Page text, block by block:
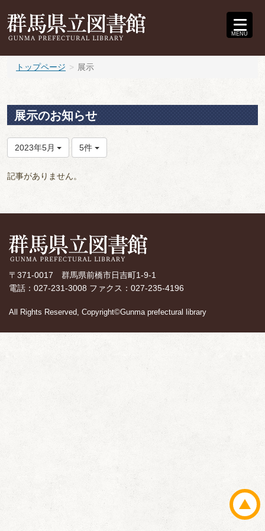
MENU
トップページ 展示
展示のお知らせ
2023年5月 5件
記事がありません。
〒371-0017 群馬県前橋市日吉町1-9-1
電話：027-231-3008 ファクス：027-235-4196
All Rights Reserved, Copyright©Gunma prefectural library